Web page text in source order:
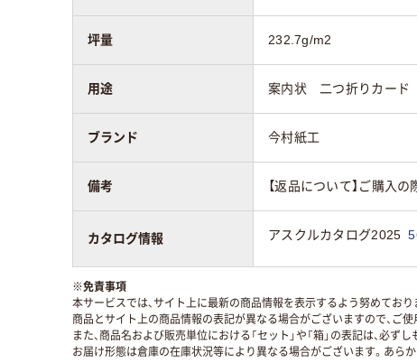
坪量 232.7g/m2
用途 案内状 二つ折りカード
ブランド 今村紙工
備考 【返品について】ご購入
カタログ情報 アスクルカタログ2025
※免責事項
本サービスでは、サイト上に最新の商品情報を表示するよう努めており
商品とサイト上の商品情報の表記が異なる場合がございますので、ご
また、商品名および販売単位における「セット」や「箱」の表記は、必
お届け形態は倉庫の在庫状況等により異なる場合がございます。あらか